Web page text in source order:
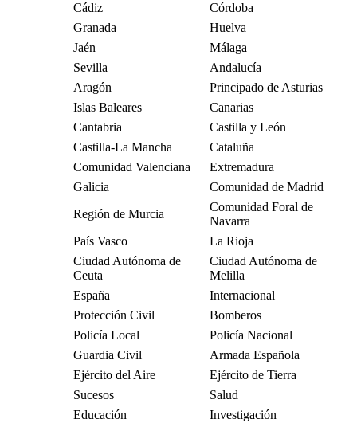
Cádiz
Córdoba
Granada
Huelva
Jaén
Málaga
Sevilla
Andalucía
Aragón
Principado de Asturias
Islas Baleares
Canarias
Cantabria
Castilla y León
Castilla-La Mancha
Cataluña
Comunidad Valenciana
Extremadura
Galicia
Comunidad de Madrid
Región de Murcia
Comunidad Foral de
Navarra
País Vasco
La Rioja
Ciudad Autónoma de
Ceuta
Ciudad Autónoma de
Melilla
España
Internacional
Protección Civil
Bomberos
Policía Local
Policía Nacional
Guardia Civil
Armada Española
Ejército del Aire
Ejército de Tierra
Sucesos
Salud
Educación
Investigación